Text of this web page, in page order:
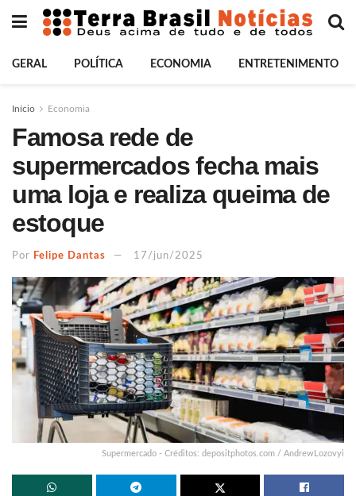
GERAL POLÍTICA ECONOMIA ENTRETENIMENTO
Início Economia
Famosa rede de
supermercados fecha mais
uma loja e realiza queima de
estoque
Por Felipe Dantas 17/jun/2025
Supermercado - Créditos: depositphotos.com / AndrewLozovyi